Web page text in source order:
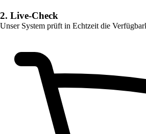
2. Live-Check
Unser System prüft in Echtzeit die